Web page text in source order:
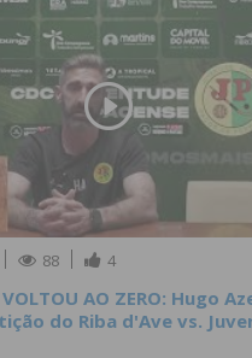
88 4
VOLTOU AO ZERO: Hugo
do Riba d'Ave vs.